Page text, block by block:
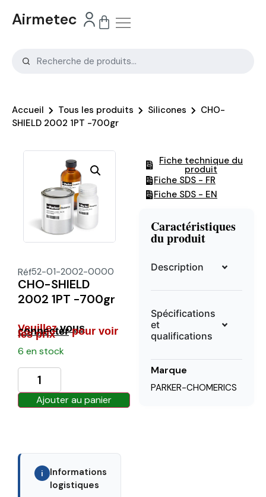
Airmetec
Accueil Tous les produits Silicones
CHO-
SHIELD 2002 1PT -700gr
Réf52-01-2002-0000
CHO-SHIELD
2002 1PT -700gr
Veuillezvous
connecterpour voir
les prix
6 en stock
Ajouter au panier
i
Informations
logistiques
Fiche technique du
produit
Fiche SDS - FR
Fiche SDS - EN
Caractéristiques
du produit
Description
Spécifications
et
qualifications
Marque
PARKER-CHOMERICS